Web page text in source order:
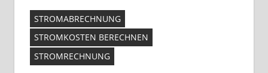
STROMABRECHNUNG
STROMKOSTEN BERECHNEN
STROMRECHNUNG